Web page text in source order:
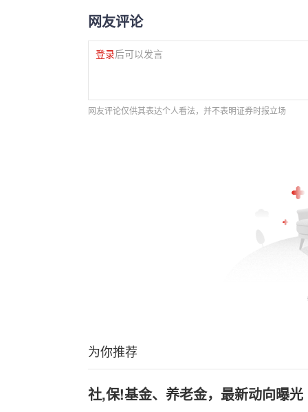
网友评论
登录后可以发言
网友评论仅供其表达个人看法，并不表明证券时报立场
为你推荐
社,保!基金、养老金，最新动向曝光